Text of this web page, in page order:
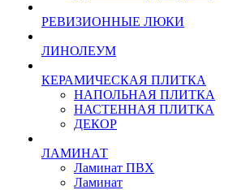
РЕВИЗИОННЫЕ ЛЮКИ
ЛИНОЛЕУМ
КЕРАМИЧЕСКАЯ ПЛИТКА
НАПОЛЬНАЯ ПЛИТКА
НАСТЕННАЯ ПЛИТКА
ДЕКОР
ЛАМИНАТ
Ламинат ПВХ
Ламинат